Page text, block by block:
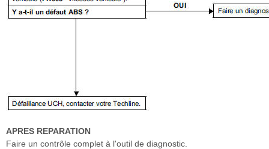
APRES REPARATION
Faire un contrôle complet à l'outil de diagnostic.